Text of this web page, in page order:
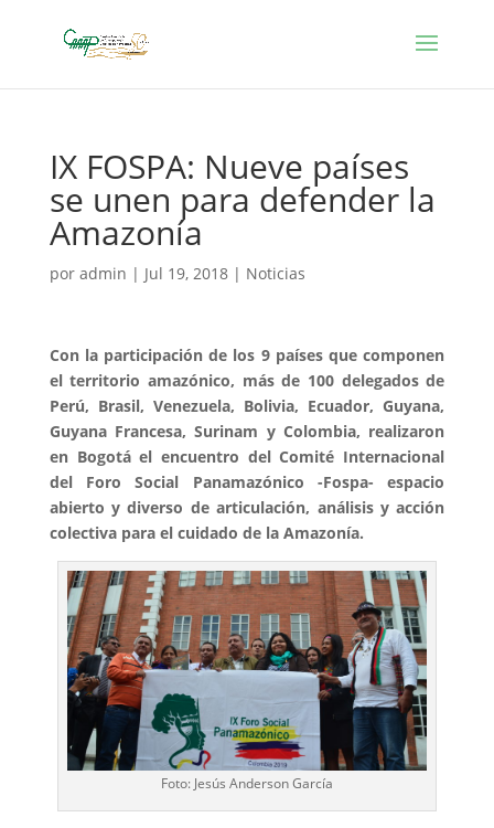
IX FOSPA: Nueve países
se unen para defender la
Amazonía
por admin | Jul 19, 2018| Noticias
Con la participación de los 9 países que componen
el territorio amazónico, más de 100 delegados de
Perú, Brasil, Venezuela, Bolivia, Ecuador, Guyana,
Guyana Francesa, Surinam y Colombia, realizaron
en Bogotá el encuentro del Comité Internacional
del Foro Social Panamazónico -Fospa- espacio
abierto y diverso de articulación, análisis y acción
colectiva para el cuidado de la Amazonía.
Foto: Jesús Anderson García